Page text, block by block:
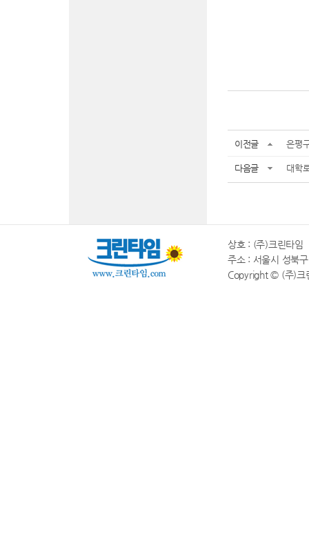
이전글 은평
다음글 대학
상호 : (주)크린타
주소 : 서울시 성북
Copyright © (주)크